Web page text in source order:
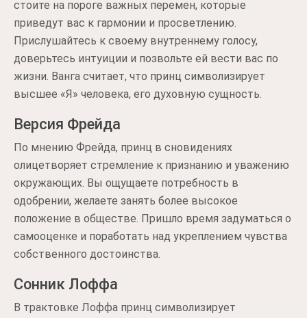
стоите на пороге важных перемен, которые
приведут вас к гармонии и просветлению.
Прислушайтесь к своему внутреннему голосу,
доверьтесь интуиции и позвольте ей вести вас по
жизни. Ванга считает, что принц символизирует
высшее «Я» человека, его духовную сущность.
Версия Фрейда
По мнению Фрейда, принц в сновидениях
олицетворяет стремление к признанию и уважению
окружающих. Вы ощущаете потребность в
одобрении, желаете занять более высокое
положение в обществе. Пришло время задуматься о
самооценке и поработать над укреплением чувства
собственного достоинства.
Сонник Лоффа
В трактовке Лоффа принц символизирует